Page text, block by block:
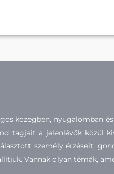
közegben, nyugalomban
tagjait a jelenlévők közül
személy érzéseit,
Vannak olyan témák,